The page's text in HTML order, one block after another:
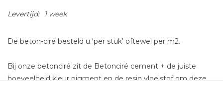
Levertijd: 1 week
De beton-ciré besteld u 'per stuk' oftewel per m2.
Bij onze betonciré zit de Betonciré cement + de juiste
hoeveelheid kleur pigment en de resin vloeistof om deze